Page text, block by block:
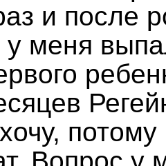
и после
у меня